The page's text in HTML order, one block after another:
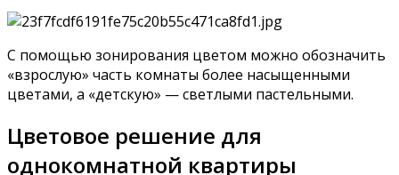
С помощью зонирования цветом можно обозначить
«взрослую» часть комнаты более насыщенными
цветами, а «детскую» — светлыми пастельными.
Цветовое решение для
однокомнатной квартиры